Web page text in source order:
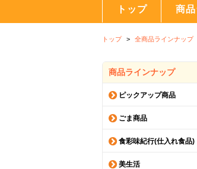
トップ 商
トップ 全商品ラインナップ
商品ラインナップ
ピックアップ商品
ごま商品
食彩味紀行(仕入れ食品)
美生活